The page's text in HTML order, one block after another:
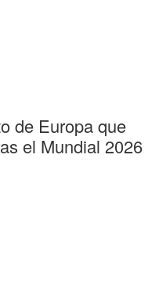
de Europa que
el Mundial 2026